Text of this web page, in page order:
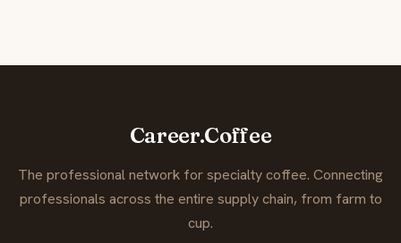
Career.Coffee
The professional network for specialty coffee. Connecting
professionals across the entire supply chain, from farm to
cup.